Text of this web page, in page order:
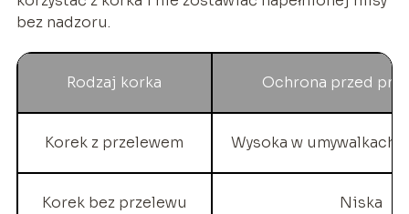
bez nadzoru.
Rodzaj korka Ochrona przed
Korek z przelewem Wysoka w umywalkach
Korek bez przelewu Niska